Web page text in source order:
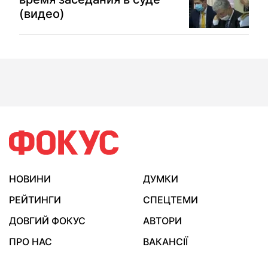
(видео)
НОВИНИ
ДУМКИ
РЕЙТИНГИ
СПЕЦТЕМИ
ДОВГИЙ ФОКУС
АВТОРИ
ПРО НАС
ВАКАНСІЇ